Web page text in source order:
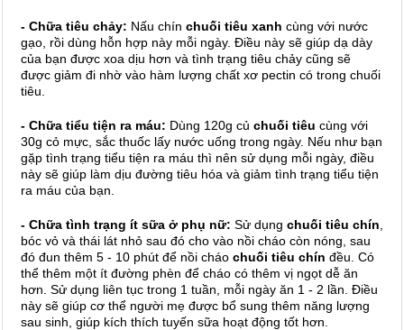
- Chữa tiêu chảy: Nấu chín chuối tiêu xanh cùng với nước
gạo, rồi dùng hỗn hợp này mỗi ngày. Điều này sẽ giúp dạ dày
của bạn được xoa dịu hơn và tình trạng tiêu chảy cũng sẽ
được giảm đi nhờ vào hàm lượng chất xơ pectin có trong chuối
tiêu.
- Chữa tiểu tiện ra máu: Dùng 120g củ chuối tiêu cùng với
30g cỏ mực, sắc thuốc lấy nước uống trong ngày. Nếu như bạn
gặp tình trạng tiểu tiện ra máu thì nên sử dụng mỗi ngày, điều
này sẽ giúp làm dịu đường tiêu hóa và giảm tình trạng tiểu tiện
ra máu của bạn.
- Chữa tình trạng ít sữa ở phụ nữ: Sử dụng chuối tiêu chín
bóc vỏ và thái lát nhỏ sau đó cho vào nồi cháo còn nóng, sau
đó đun thêm 5 - 10 phút để nồi cháo chuối tiêu chín đều. Có
thể thêm một ít đường phèn để cháo có thêm vị ngọt dễ ăn
hơn. Sử dụng liên tục trong 1 tuần, mỗi ngày ăn 1 - 2 lần. Điều
này sẽ giúp cơ thể người mẹ được bổ sung thêm năng lượng
sau sinh, giúp kích thích tuyến sữa hoạt động tốt hơn.